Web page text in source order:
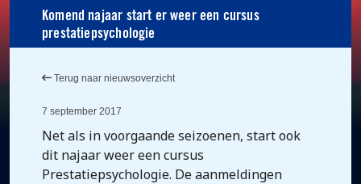
Komend najaar start er weer een cursus
prestatiepsychologie
Terug naar nieuwsoverzicht
7 september 2017
Net als in voorgaande seizoenen, start ook
dit najaar weer een cursus
Prestatiepsychologie. De aanmeldingen